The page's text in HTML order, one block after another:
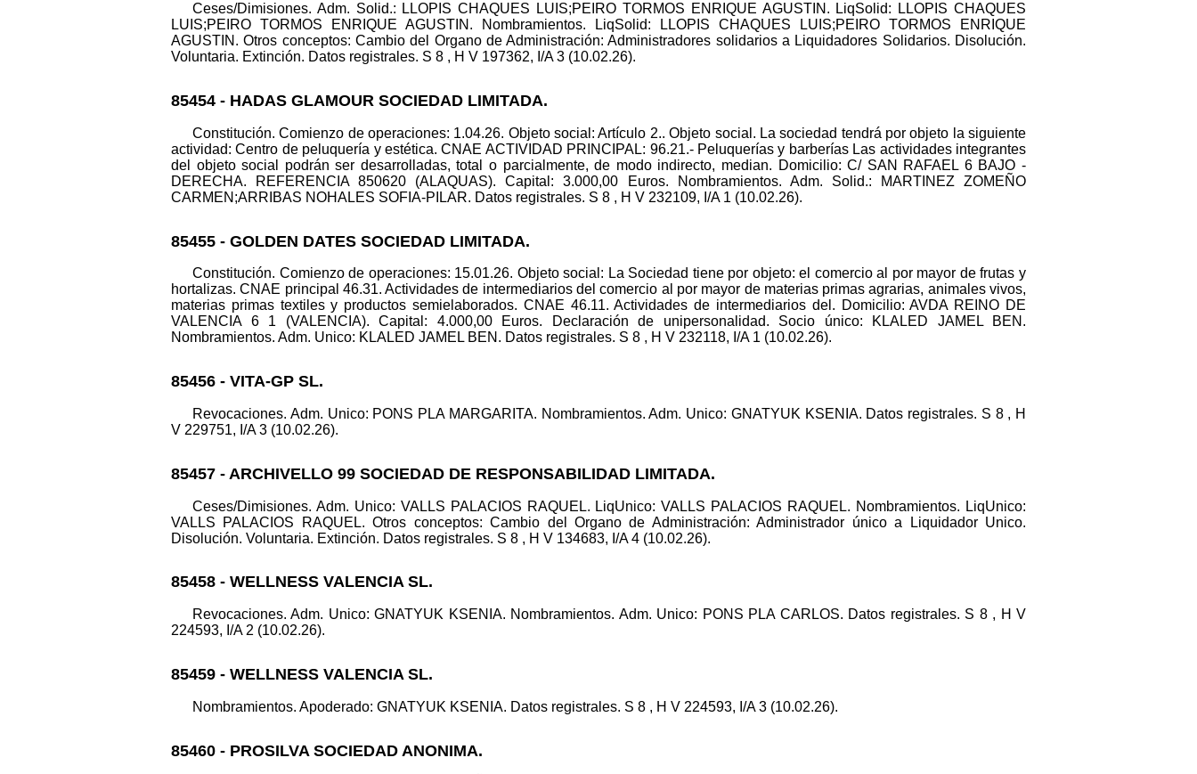
Ceses/Dimisiones. Adm. Solid.: LLOPIS CHAQUES LUIS;PEIRO TORMOS ENRIQUE AGUSTIN. LiqSolid: LLOPIS CHAQUES
LUIS;PEIRO TORMOS ENRIQUE AGUSTIN. Nombramientos. LiqSolid: LLOPIS CHAQUES LUIS;PEIRO TORMOS ENRIQUE
AGUSTIN. Otros conceptos: Cambio del Organo de Administración: Administradores solidarios a Liquidadores Solidarios. Disolución.
Voluntaria. Extinción. Datos registrales. S 8 , H V 197362, I/A 3 (10.02.26).
85454 - HADAS GLAMOUR SOCIEDAD LIMITADA.
Constitución. Comienzo de operaciones: 1.04.26. Objeto social: Artículo 2.. Objeto social. La sociedad tendrá por objeto la siguiente
actividad: Centro de peluquería y estética. CNAE ACTIVIDAD PRINCIPAL: 96.21.- Peluquerías y barberías Las actividades integrantes
del objeto social podrán ser desarrolladas, total o parcialmente, de modo indirecto, median. Domicilio: C/ SAN RAFAEL 6 BAJO -
DERECHA. REFERENCIA 850620 (ALAQUAS). Capital: 3.000,00 Euros. Nombramientos. Adm. Solid.: MARTINEZ ZOMEÑO
CARMEN;ARRIBAS NOHALES SOFIA-PILAR. Datos registrales. S 8 , H V 232109, I/A 1 (10.02.26).
85455 - GOLDEN DATES SOCIEDAD LIMITADA.
Constitución. Comienzo de operaciones: 15.01.26. Objeto social: La Sociedad tiene por objeto: el comercio al por mayor de frutas y
hortalizas. CNAE principal 46.31. Actividades de intermediarios del comercio al por mayor de materias primas agrarias, animales vivos,
materias primas textiles y productos semielaborados. CNAE 46.11. Actividades de intermediarios del. Domicilio: AVDA REINO DE
VALENCIA 6 1 (VALENCIA). Capital: 4.000,00 Euros. Declaración de unipersonalidad. Socio único: KLALED JAMEL BEN.
Nombramientos. Adm. Unico: KLALED JAMEL BEN. Datos registrales. S 8 , H V 232118, I/A 1 (10.02.26).
85456 - VITA-GP SL.
Revocaciones. Adm. Unico: PONS PLA MARGARITA. Nombramientos. Adm. Unico: GNATYUK KSENIA. Datos registrales. S 8 , H
V 229751, I/A 3 (10.02.26).
85457 - ARCHIVELLO 99 SOCIEDAD DE RESPONSABILIDAD LIMITADA.
Ceses/Dimisiones. Adm. Unico: VALLS PALACIOS RAQUEL. LiqUnico: VALLS PALACIOS RAQUEL. Nombramientos. LiqUnico:
VALLS PALACIOS RAQUEL. Otros conceptos: Cambio del Organo de Administración: Administrador único a Liquidador Unico.
Disolución. Voluntaria. Extinción. Datos registrales. S 8 , H V 134683, I/A 4 (10.02.26).
85458 - WELLNESS VALENCIA SL.
Revocaciones. Adm. Unico: GNATYUK KSENIA. Nombramientos. Adm. Unico: PONS PLA CARLOS. Datos registrales. S 8 , H V
224593, I/A 2 (10.02.26).
85459 - WELLNESS VALENCIA SL.
Nombramientos. Apoderado: GNATYUK KSENIA. Datos registrales. S 8 , H V 224593, I/A 3 (10.02.26).
85460 - PROSILVA SOCIEDAD ANONIMA.